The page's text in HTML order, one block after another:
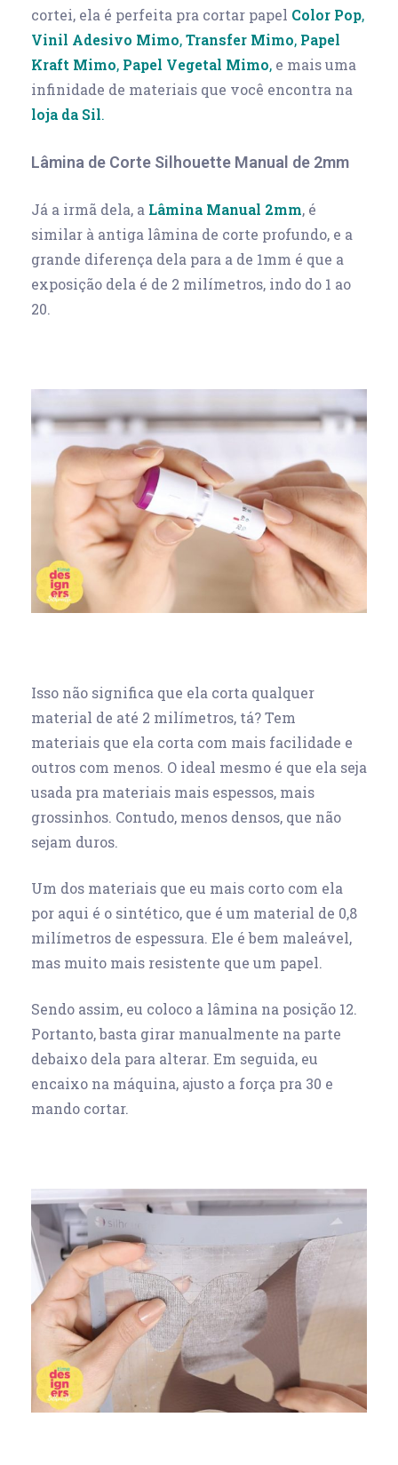
cortei, ela é perfeita pra cortar papel Color Pop,
Vinil Adesivo Mimo,Transfer Mimo, Papel
Kraft Mimo, Papel Vegetal Mimo, e mais uma
infinidade de materiais que você encontra na
loja da Sil.
Lâmina de Corte Silhouette Manual de 2mm
Já a irmã dela, a Lâmina Manual 2mm, é
similar à antiga lâmina de corte profundo, e a
grande diferença dela para a de 1mm é que a
exposição dela é de 2 milímetros, indo do 1 ao
20.
Isso não significa que ela corta qualquer
material de até 2 milímetros, tá? Tem
materiais que ela corta com mais facilidade e
outros com menos. O ideal mesmo é que ela seja
usada pra materiais mais espessos, mais
grossinhos. Contudo, menos densos, que não
sejam duros.
Um dos materiais que eu mais corto com ela
por aqui é o sintético, que é um material de 0,8
milímetros de espessura. Ele é bem maleável,
mas muito mais resistente que um papel.
Sendo assim, eu coloco a lâmina na posição 12.
Portanto, basta girar manualmente na parte
debaixo dela para alterar. Em seguida, eu
encaixo na máquina, ajusto a força pra 30 e
mando cortar.